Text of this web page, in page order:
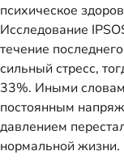
психическое
Исследование
течение
сильный стресс,
33%. Иными
постоянным
давлением
нормальной жизни.